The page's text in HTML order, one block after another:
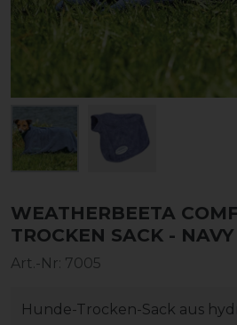
WEATHERBEETA
TROCKEN SACK - NAVY
Art.-Nr: 7005
Hunde-Trocken-Sack aus